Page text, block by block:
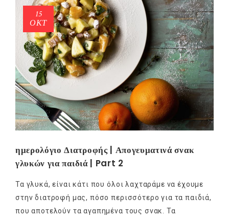
15
ΟΚΤ
ημερολόγιο Διατροφής | Απογευματινά σνακ
γλυκών για παιδιά | Part 2
Τα γλυκά, είναι κάτι που όλοι λαχταράμε να έχουμε
στην διατροφή μας, πόσο περισσότερο για τα παιδιά,
που αποτελούν τα αγαπημένα τους σνακ. Τα